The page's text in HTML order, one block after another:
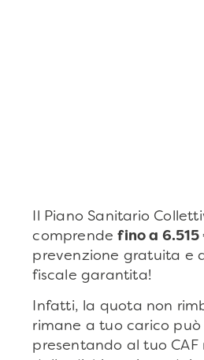
Il Piano Sanitario
comprendefino a
prevenzione gratuita e
fiscale garantita!
Infatti, la quota non
rimane a tuo carico
presentando al tuo